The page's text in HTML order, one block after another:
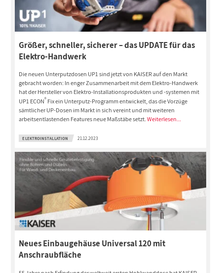
Größer, schneller, sicherer – das UPDATE für das
Elektro-Handwerk
Die neuen Unterputzdosen UP1 sind jetzt von KAISER auf den Markt
gebracht worden: In enger Zusammenarbeit mit dem Elektro-Handwerk
hat der Hersteller von Elektro-Installationsprodukten und -systemen mit
UP1 ECON®Fix ein Unterputz-Programm entwickelt, das die Vorzüge
sämtlicher UP-Dosen im Markt in sich vereint und mit weiteren
arbeitsentlastenden Features neue Maßstäbe setzt.Weiterlesen...
ELEKTROINSTALLATION 21.12.2023
Neues Einbaugehäuse Universal 120 mit
Anschraubfläche